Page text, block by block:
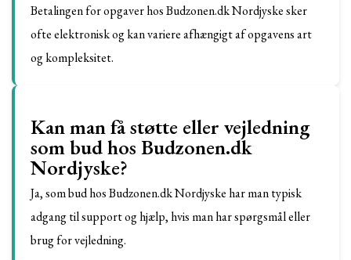
Betalingen for opgaver hos Budzonen.dk Nordjyske sker
ofte elektronisk og kan variere afhængigt af opgavens art
og kompleksitet.
Kan man få støtte eller vejledning
som bud hos Budzonen.dk
Nordjyske?
Ja, som bud hos Budzonen.dk Nordjyske har man typisk
adgang til support og hjælp, hvis man har spørgsmål eller
brug for vejledning.